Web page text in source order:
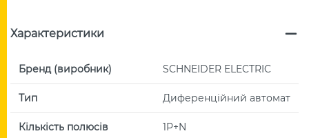
Характеристики
Бренд (виробник) SCHNEIDER ELECTRIC
Тип Диференційний автомат
Кількість полюсів 1P+N